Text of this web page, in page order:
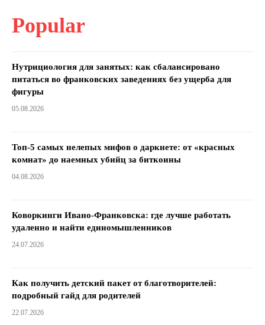
Popular
Нутрициология для занятых: как сбалансировано
питаться во франковских заведениях без ущерба для
фигуры
05.08.2026
Топ-5 самых нелепых мифов о даркнете: от «красных
комнат» до наемных убийц за биткоины
04.08.2026
Коворкинги Ивано-Франковска: где лучше работать
удаленно и найти единомышленников
24.07.2026
Как получить детский пакет от благотворителей:
подробный гайд для родителей
22.07.2026